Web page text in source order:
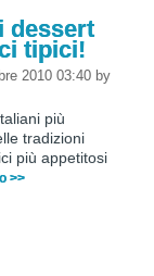
dessert
tipici!
2010 03:40 by
più
tradizioni
più appetitosi
>>